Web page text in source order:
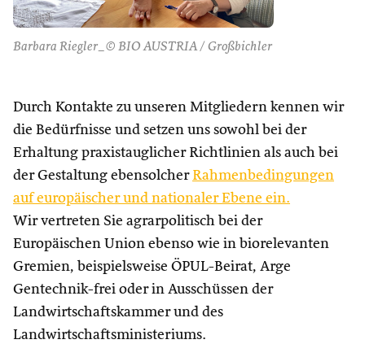
Barbara Riegler_© BIO AUSTRIA / Großbichler
Durch Kontakte zu unseren Mitgliedern kennen wir
die Bedürfnisse und setzen uns sowohl bei der
Erhaltung praxistauglicher Richtlinien als auch bei
der Gestaltung ebensolcher Rahmenbedingungen
auf europäischer und nationaler Ebene ein.
Wir vertreten Sie agrarpolitisch bei der
Europäischen Union ebenso wie in biorelevanten
Gremien, beispielsweise ÖPUL-Beirat, Arge
Gentechnik-frei oder in Ausschüssen der
Landwirtschaftskammer und des
Landwirtschaftsministeriums.